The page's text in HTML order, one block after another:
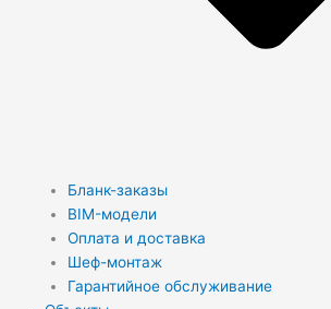
Бланк-заказы
BIM-модели
Оплата и доставка
Шеф-монтаж
Гарантийное обслуживание